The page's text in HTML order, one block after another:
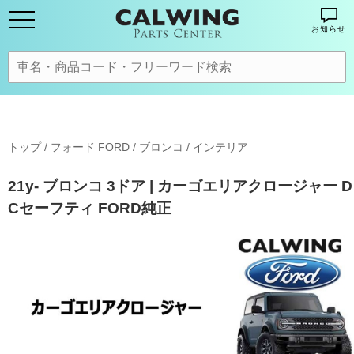
お知らせ
トップ/ フォード FORD / ブロンコ / インテリア
21y- ブロンコ 3ドア | カーゴエリアクロージャー D
Cセーフティ FORD純正